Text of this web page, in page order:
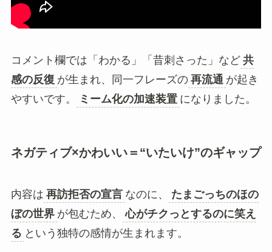
コメント欄では「わかる」「昔刺さった」など 共
感の反復 が生まれ、同一フレーズの 再流通 が起き
やすいです。
ミーム化の加速装置 になりました。
ネガティブ×かわいい＝“いたいけ”のギャップ
内容は 再訪拒否の宣言 なのに、
たまごっちのほの
ぼの世界 が包むため、
心がチクっとするのに笑え
る という独特の感情が生まれます。